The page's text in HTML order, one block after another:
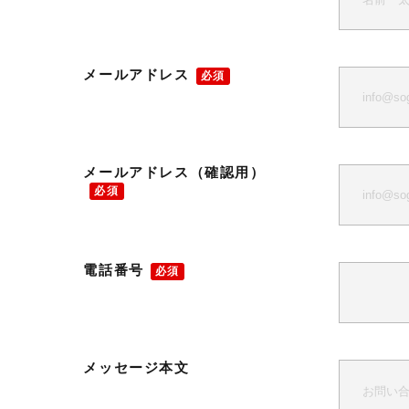
メールアドレス 必須
メールアドレス（確認用）
必須
電話番号 必須
メッセージ本文